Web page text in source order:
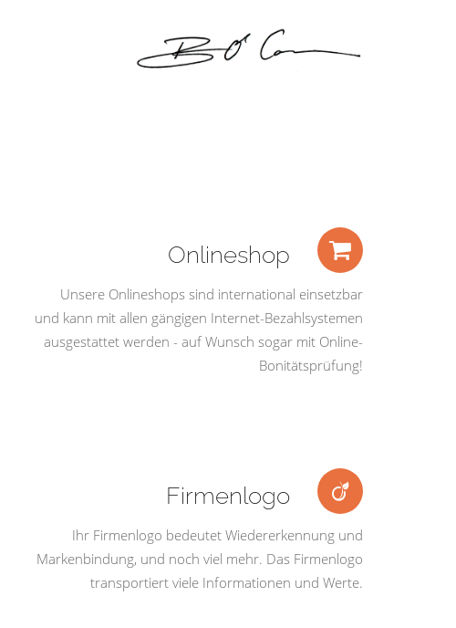
Onlineshop
Unsere Onlineshops sind international einsetzbar
und kann mit allen gängigen Internet-Bezahlsystemen
ausgestattet werden - auf Wunsch sogar mit Online-
Bonitätsprüfung!
Firmenlogo
Ihr Firmenlogo bedeutet Wiedererkennung und
Markenbindung, und noch viel mehr. Das Firmenlogo
transportiert viele Informationen und Werte.